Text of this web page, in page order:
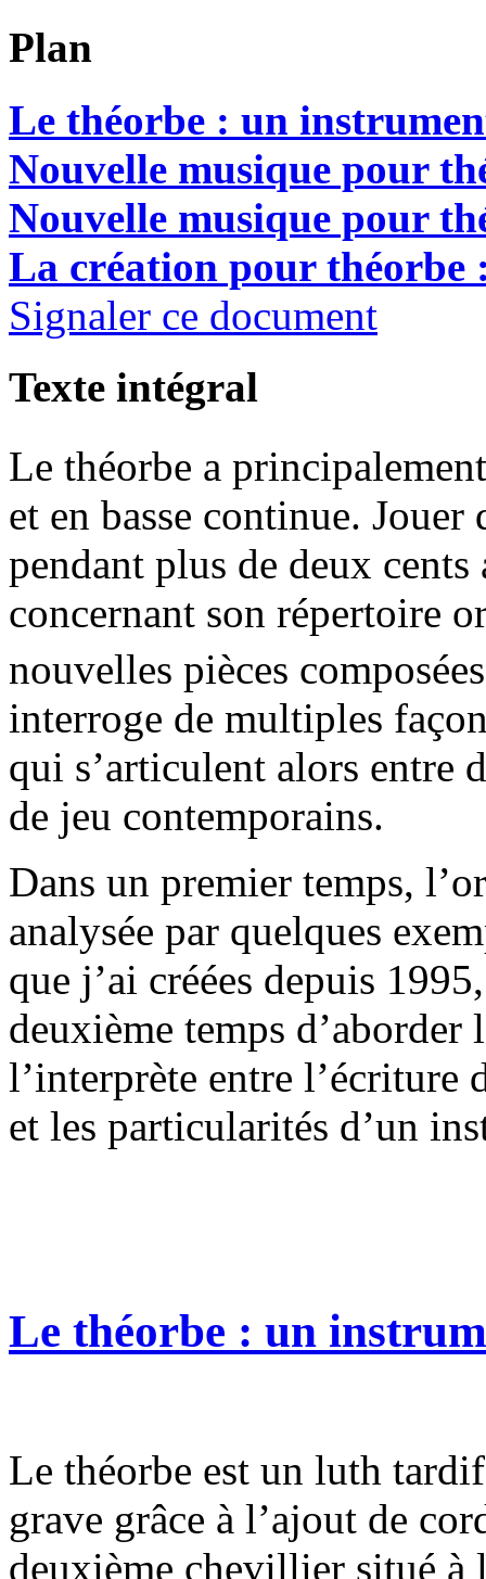
Plan
Le théorbe : un
Nouvelle musique pour
Nouvelle musique pour
La création pour théorbe
Signaler ce document
Texte intégral
Le théorbe a
et en basse continue.
pendant plus de deux cents
concernant son répertoire
nouvelles pièces
interroge de multiples
qui s’articulent alors entre
de jeu contemporains.
Dans un premier temps,
analysée par quelques
que j’ai créées depuis
deuxième temps
l’interprète entre l’écriture
et les particularités d’un
Le théorbe : un
Le théorbe est un luth
grave grâce à l’ajout de
deuxième chevillier situé à